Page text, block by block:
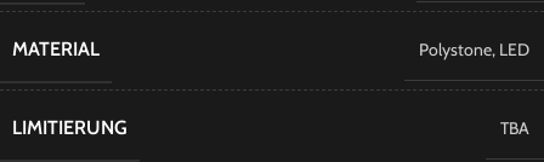
MATERIAL Polystone, LED
LIMITIERUNG TBA